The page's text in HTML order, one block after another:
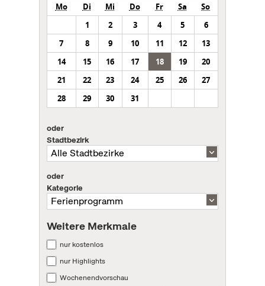
Mo Di Mi Do Fr Sa
So
1
2 3 4 5
6
7
8 9 10 11 12
13
14
15 16 17 18 19
20
21
22 23 24 25 26
27
28
29 30 31
oder
Stadtbezirk
oder
Kategorie
Weitere Merkmale
nur kostenlos
nur Highlights
Wochenendvorschau